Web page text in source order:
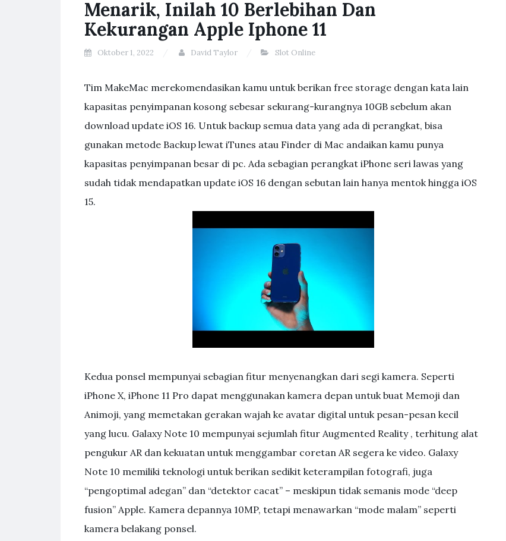
Menarik, Inilah 10 Berlebihan Dan
Kekurangan Apple Iphone 11
Oktober 1, 2022 David Taylor Slot Online
Tim MakeMac merekomendasikan kamu untuk berikan free storage dengan kata lain
kapasitas penyimpanan kosong sebesar sekurang-kurangnya 10GB sebelum akan
download update iOS 16. Untuk backup semua data yang ada di perangkat, bisa
gunakan metode Backup lewat iTunes atau Finder di Mac andaikan kamu punya
kapasitas penyimpanan besar di pc. Ada sebagian perangkat iPhone seri lawas yang
sudah tidak mendapatkan update iOS 16 dengan sebutan lain hanya mentok hingga iOS
15.
Kedua ponsel mempunyai sebagian fitur menyenangkan dari segi kamera. Seperti
iPhone X, iPhone 11 Pro dapat menggunakan kamera depan untuk buat Memoji dan
Animoji, yang memetakan gerakan wajah ke avatar digital untuk pesan-pesan kecil
yang lucu. Galaxy Note 10 mempunyai sejumlah fitur Augmented Reality , terhitung alat
pengukur AR dan kekuatan untuk menggambar coretan AR segera ke video. Galaxy
Note 10 memiliki teknologi untuk berikan sedikit keterampilan fotografi, juga
“pengoptimal adegan” dan “detektor cacat” – meskipun tidak semanis mode “deep
fusion” Apple. Kamera depannya 10MP, tetapi menawarkan “mode malam” seperti
kamera belakang ponsel.